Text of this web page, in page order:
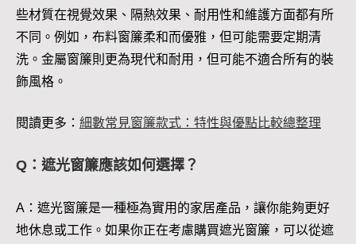
些材質在視覺效果、隔熱效果、耐用性和維護方面都有所
不同。例如，布料窗簾柔和而優雅，但可能需要定期清
洗。金屬窗簾則更為現代和耐用，但可能不適合所有的裝
飾風格。
閱讀更多： 細數常見窗簾款式：特性與優點比較總整理
Q：遮光窗簾應該如何選擇？
A：遮光窗簾是一種極為實用的家居產品，讓你能夠更好
地休息或工作。如果你正在考慮購買遮光窗簾，可以從遮